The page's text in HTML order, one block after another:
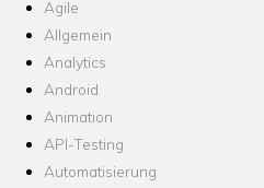
Agile
Allgemein
Analytics
Android
Animation
API-Testing
Automatisierung